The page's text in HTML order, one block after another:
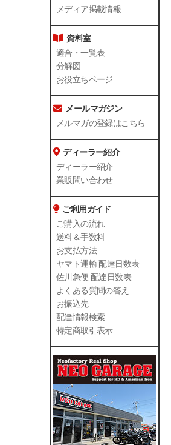
メディア掲載情報
資料室
適合・一覧表
分解図
お役立ちページ
メールマガジン
メルマガの登録はこちら
ディーラー紹介
ディーラー紹介
業販問い合わせ
ご利用ガイド
ご購入の流れ
送料＆手数料
お支払方法
ヤマト運輸 配達日数表
佐川急便 配達日数表
よくある質問の答え
お振込先
配達情報検索
特定商取引表示